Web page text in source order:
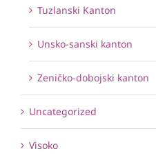
Tuzlanski Kanton
Unsko-sanski kanton
Zeničko-dobojski kanton
Uncategorized
Visoko